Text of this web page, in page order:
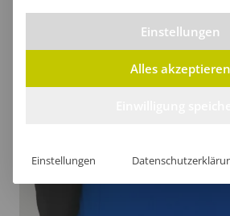
sorgt für ein angenehmes
leichte, atmungsaktive Material
Einstellungen
Alles akzeptieren
Einstellungen